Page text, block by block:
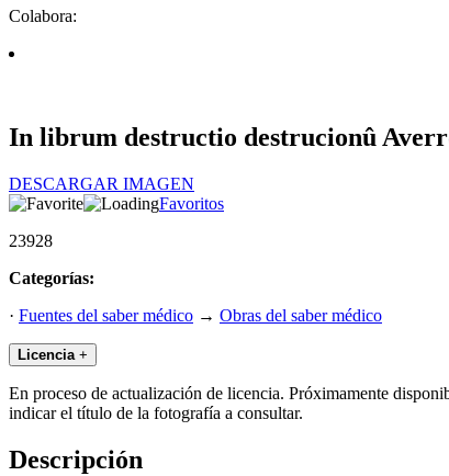
Colabora:
In librum destructio destrucionû
DESCARGAR IMAGEN
Favoritos
23928
Categorías:
· Fuentes del saber médico → Obras del saber médico
Licencia +
En proceso de actualización de licencia. Próximamente
indicar el título de la fotografía a consultar.
Descripción